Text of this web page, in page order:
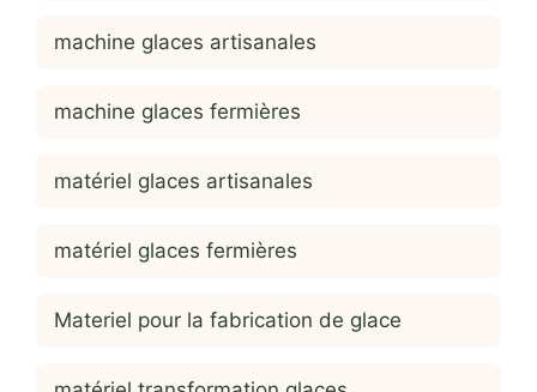
machine glaces artisanales
machine glaces fermières
matériel glaces artisanales
matériel glaces fermières
Materiel pour la fabrication de glace